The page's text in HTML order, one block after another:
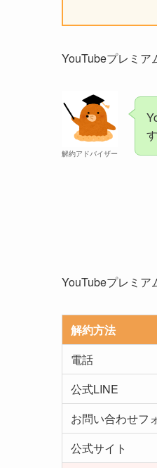
YouTubeプレミア
解約アドバイザー
す
YouTubeプレミア
解約方法
電話
公式LINE
お問い合わせフ
公式サイト